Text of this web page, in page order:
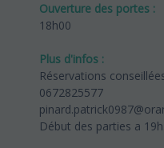
Ouverture des portes :
18h00
Plus d'infos :
Réservations
0672825577
Début des parties a